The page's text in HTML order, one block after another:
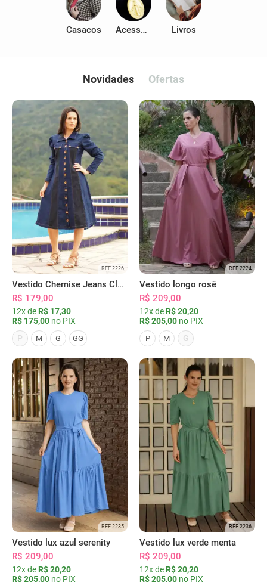
Casacos Acessórios Livros
Novidades Ofertas
REF 2226
Vestido Chemise Jeans Clássica Serena
R$ 179,00
12x de R$ 17,30
R$ 175,00 no PIX
P
M G GG
REF 2224
Vestido longo rosê
R$ 209,00
12x de R$ 20,20
R$ 205,00 no PIX
P M G
REF 2235
Vestido lux azul serenity
R$ 209,00
12x de R$ 20,20
R$ 205,00 no PIX
REF 2236
Vestido lux verde menta
R$ 209,00
12x de R$ 20,20
R$ 205,00 no PIX